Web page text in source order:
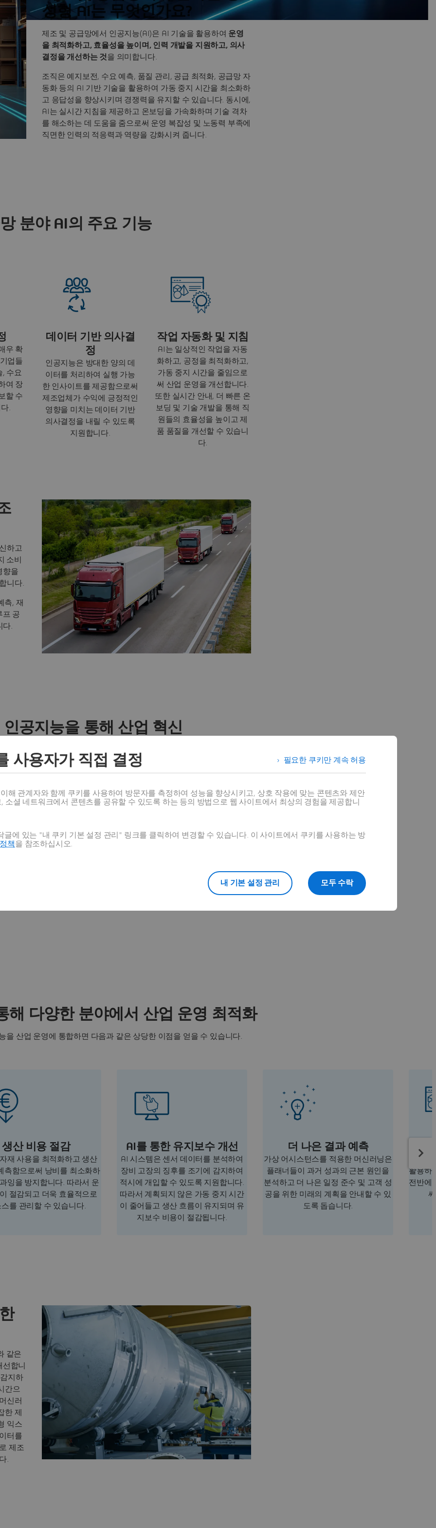
성형 AI는 무엇인가요?
제조 및 공급망에서 인공지능(AI)은 AI 기술을 활용하여 운영
을 최적화하고, 효율성을 높이며, 인력 개발을 지원하고, 의사
결정을 개선하는 것을 의미합니다.
조직은 예지보전, 수요 예측, 품질 관리, 공급 최적화, 공급망 자
동화 등의 AI 기반 기술을 활용하여 가동 중지 시간을 최소화하
고 응답성을 향상시키며 경쟁력을 유지할 수 있습니다. 동시에,
AI는 실시간 지침을 제공하고 온보딩을 가속화하며 기술 격차
를 해소하는 데 도움을 줌으로써 운영 복잡성 및 노동력 부족에
직면한 인력의 적응력과 역량을 강화시켜 줍니다.
분야 AI의 주요 기능
우 확
업들
, 수요
여 장
할 수
.
데이터 기반 의사결
정
인공지능은 방대한 양의 데
이터를 처리하여 실행 가능
한 인사이트를 제공함으로써
제조업체가 수익에 긍정적인
영향을 미치는 데이터 기반
의사결정을 내릴 수 있도록
지원합니다.
작업 자동화 및 지침
AI는 일상적인 작업을 자동
화하고, 공정을 최적화하고,
가동 중지 시간을 줄임으로
써 산업 운영을 개선합니다.
또한 실시간 안내, 더 빠른 온
보딩 및 기술 개발을 통해 직
원들의 효율성을 높이고 제
품 품질을 개선할 수 있습니
다.
하고
소비
향을
니다.
측, 재
프 공
다.
공지능을 통해 산업 혁신
줄링 분야의 AI 제조 분야의 AI
하여
스케
며 재
해 다양한 분야에서 산업 운영 최적화
을 산업 운영에 통합하면 다음과 같은 상당한 이점을 얻을 수 있습니다.
생산 비용 절감
재 사용을 최적화하고 생산
측함으로써 낭비를 최소화하
잉을 방지합니다. 따라서 운
절감되고 더욱 효율적으로
스를 관리할 수 있습니다.
AI를 통한 유지보수 개선
AI 시스템은 센서 데이터를 분석하여
장비 고장의 징후를 조기에 감지하여
적시에 개입할 수 있도록 지원합니다.
따라서 계획되지 않은 가동 중지 시간
이 줄어들고 생산 흐름이 유지되며 유
지보수 비용이 절감됩니다.
더 나은 결과 예측
가상 어시스턴스를 적용한 머신러닝은
플래너들이 과거 성과의 근본 원인을
분석하고 더 나은 일정 준수 및 고객 성
공을 위한 미래의 계획을 안내할 수 있
도록 돕습니다.
AI는
활용하
전반에
같은
합니
지하
간으
신러
한 제
익스
터를
제조
.
필요한 쿠키만 계속 허용
사용자가 직접 결정
해 관계자와 함께 쿠키를 사용하여 방문자를 측정하여 성능을 향상시키고, 상호 작용에 맞는 콘텐츠와 제안
소셜 네트워크에서 콘텐츠를 공유할 수 있도록 하는 등의 방법으로 웹 사이트에서 최상의 경험을 제공합니
에 있는 "내 쿠키 기본 설정 관리" 링크를 클릭하여 변경할 수 있습니다. 이 사이트에서 쿠키를 사용하는 방
책을 참조하십시오.
모두 수락
내 기본 설정 관리